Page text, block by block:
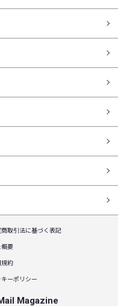
取引法に基づく表記
要
約
キーポリシー
Magazine